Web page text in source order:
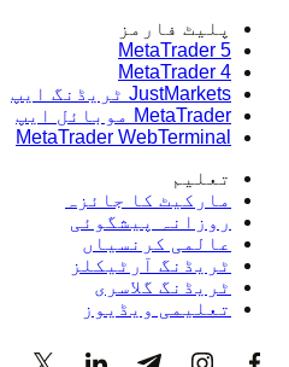
پلیٹ فارمز
MetaTrader 5
MetaTrader 4
JustMarkets ٹریڈنگ ایپ
MetaTrader موبائل ایپ
MetaTrader WebTerminal
تعلیم
مارکیٹ کا جائزہ
روزانہ پیشگوئی
عالمی کرنسیاں
ٹریڈنگ آرٹیکلز
ٹریڈنگ گلاسری
تعلیمی ویڈیوز